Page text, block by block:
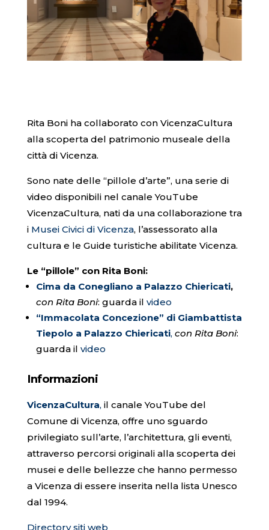
Rita Boni ha collaborato con VicenzaCultura
alla scoperta del patrimonio museale della
città di Vicenza.
Sono nate delle “pillole d’arte”, una serie di
video disponibili nel canale YouTube
VicenzaCultura, nati da una collaborazione tra
i Musei Civici di Vicenza, l’assessorato alla
cultura e le Guide turistiche abilitate Vicenza.
Le “pillole” con Rita Boni:
Cima da Conegliano a Palazzo Chiericati,
con Rita Boni: guarda il video
“Immacolata Concezione” di Giambattista
Tiepolo a Palazzo Chiericati, con Rita Boni:
guarda il video
Informazioni
VicenzaCultura, il canale YouTube del
Comune di Vicenza, offre uno sguardo
privilegiato sull’arte, l’architettura, gli eventi,
attraverso percorsi originali alla scoperta dei
musei e delle bellezze che hanno permesso
a Vicenza di essere inserita nella lista Unesco
dal 1994.
Directory siti web